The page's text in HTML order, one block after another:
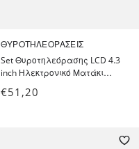
ΘΥΡΟΤΗΛΕΟΡΆΣΕΙΣ
Set Θυροτηλεόρασης LCD 4.3
inch Ηλεκτρονικό Ματάκι
Κουδούνι Νυχτερινή Όραση
€51,20